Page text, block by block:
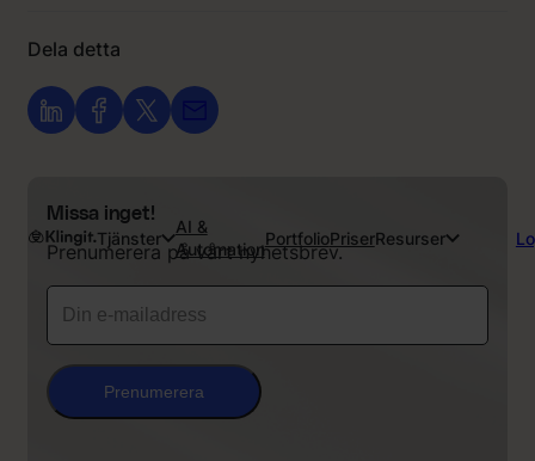
Tjänster
AI &
Automation
PortfolioPriserResurser
Dela detta
Missa inget!
Prenumerera på vårt nyhetsbrev.
Prenumerera